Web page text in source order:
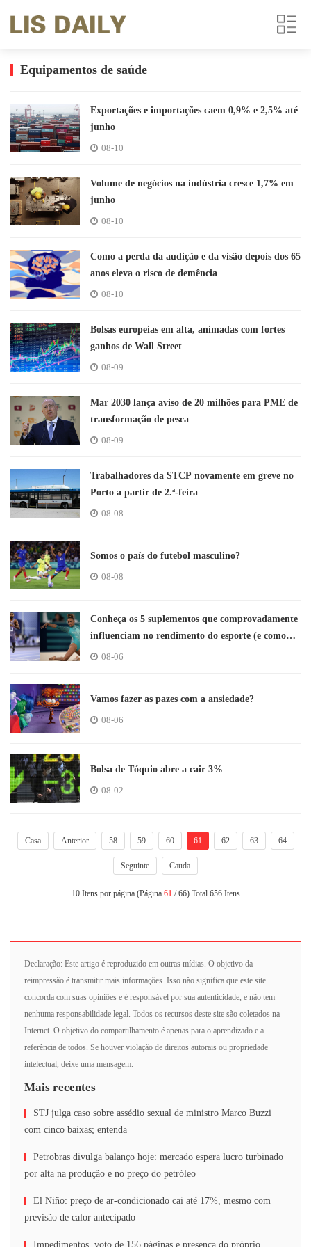
Equipamentos de saúde
Exportações e importações caem 0,9% e 2,5% até
junho
08-10
Volume de negócios na indústria cresce 1,7% em
junho
08-10
Como a perda da audição e da visão depois dos 65
anos eleva o risco de demência
08-10
Bolsas europeias em alta, animadas com fortes
ganhos de Wall Street
08-09
Mar 2030 lança aviso de 20 milhões para PME de
transformação de pesca
08-09
Trabalhadores da STCP novamente em greve no
Porto a partir de 2.ª-feira
08-08
Somos o país do futebol masculino?
08-08
Conheça os 5 suplementos que comprovadamente
influenciam no rendimento do esporte (e como
age cada um)
08-06
Vamos fazer as pazes com a ansiedade?
08-06
Bolsa de Tóquio abre a cair 3%
08-02
Casa Anterior 58 59 60 61 62 63 64
Seguinte Cauda
10 Itens por página (Página 61/ 66) Total 656 Itens
Declaração: Este artigo é reproduzido em outras mídias. O objetivo da
reimpressão é transmitir mais informações. Isso não significa que este site
concorda com suas opiniões e é responsável por sua autenticidade, e não tem
nenhuma responsabilidade legal. Todos os recursos deste site são coletados na
Internet. O objetivo do compartilhamento é apenas para o aprendizado e a
referência de todos. Se houver violação de direitos autorais ou propriedade
intelectual, deixe uma mensagem.
Mais recentes
STJ julga caso sobre assédio sexual de ministro Marco Buzzi
com cinco baixas; entenda
Petrobras divulga balanço hoje: mercado espera lucro turbinado
por alta na produção e no preço do petróleo
El Niño: preço de ar-condicionado cai até 17%, mesmo com
previsão de calor antecipado
Impedimentos, voto de 156 páginas e presença do próprio